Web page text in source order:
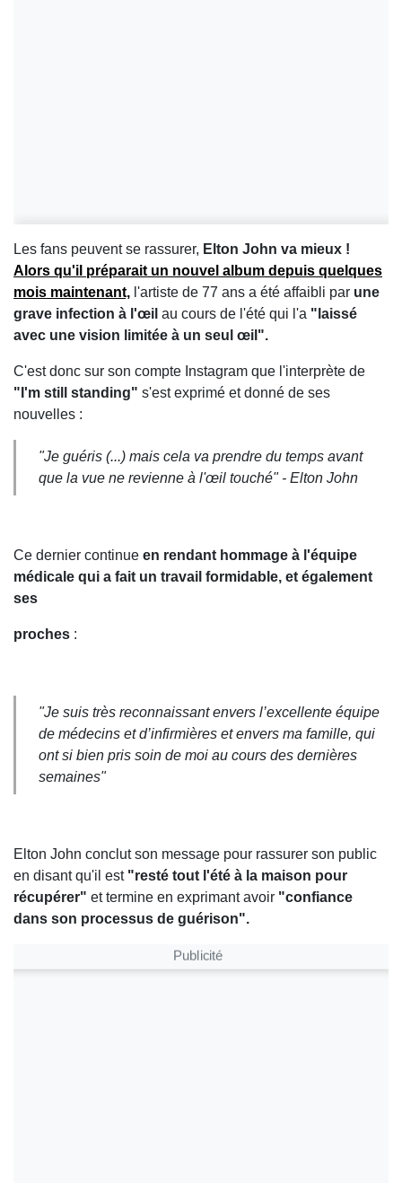
Les fans peuvent se rassurer, Elton John va mieux !
Alors qu'il préparait un nouvel album depuis quelques
mois maintenant, l'artiste de 77 ans a été affaibli par une
grave infection à l'œil au cours de l'été qui l'a "laissé
avec une vision limitée à un seul œil".
C'est donc sur son compte Instagram que l'interprète de
"I'm still standing" s'est exprimé et donné de ses
nouvelles :
"Je guéris (...) mais cela va prendre du temps avant
que la vue ne revienne à l'œil touché" - Elton John
Ce dernier continue en rendant hommage à l'équipe
médicale qui a fait un travail formidable, et également
ses
proches :
"Je suis très reconnaissant envers l’excellente équipe
de médecins et d’infirmières et envers ma famille, qui
ont si bien pris soin de moi au cours des dernières
semaines"
Elton John conclut son message pour rassurer son public
en disant qu'il est "resté tout l'été à la maison pour
récupérer" et termine en exprimant avoir "confiance
dans son processus de guérison".
Publicité